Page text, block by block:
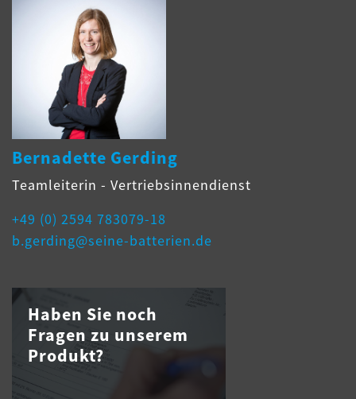
Bernadette Gerding
Teamleiterin - Vertriebsinnendienst
+49 (0) 2594 783079-18
b.gerding@seine-batterien.de
Haben Sie noch
Fragen zu unserem
Produkt?